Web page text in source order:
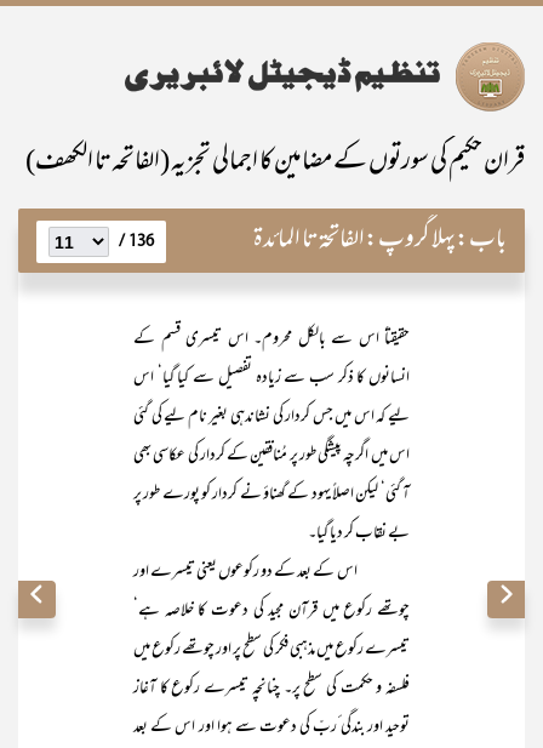
قران حکیم کی سورتوں کے مضامین کا اجمالی تجزیہ (الفاتحہ تا الکھف)
باب:پہلا گروپ:الفاتحۃ تا المائدۃ 136 /
حقیقتاً اس سے بالکل محروم۔ اس تیسری قسم کے
انسانوں کا ذکر سب سے زیادہ تفصیل سے کیا گیا‘ اس
لیے کہ اس میں جس کردار کی نشاندہی بغیر نام لیے کی گئی
اس میں اگرچہ پیشگی طور پر مُنافقین کے کردار کی عکاسی بھی
آ گئی‘ لیکن اصلاً یہود کے گھناؤ نے کردار کو پورے طور پر
بے نقاب کر دیا گیا۔
اس کے بعد کے دو رکوعوں یعنی تیسرے اور
چوتھے رکوع میں قرآن مجید کی دعوت کا خلاصہ ہے‘
تیسرے رکوع میں مذہبی فکر کی سطح پر اور چوتھے رکوع میں
فلسفہ و حکمت کی سطح پر۔ چنانچہ تیسرے رکوع کا آغاز
توحید اور بندگی ٔربّ کی دعوت سے ہوا اور اس کے بعد